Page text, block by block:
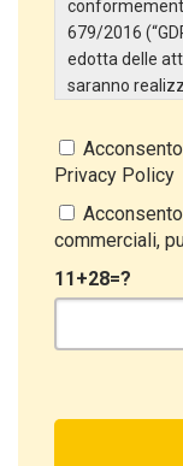
679/2016
edotta delle
saranno
particolare:
Titolare del
Il Titolare del
sede in Via
Ariccia (RM).
propri diritti
Oggetto del
di contatto,
Privacy Policy
commerciali,
11+28=?